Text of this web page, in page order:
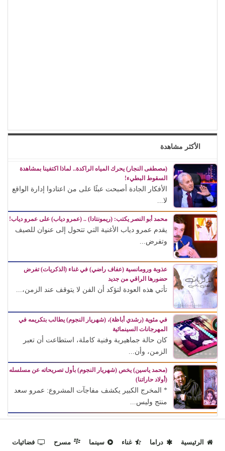
الأكثر مشاهدة
(مصطفى النجار) يحرك المياه الراكدة.. لماذا اكتفينا بمشاهدة
السقوط البطيء!
الأفكار الجادة أصبحت عبئًا على من اعتادوا إدارة الواقع
لا...
محمد أبو النصر يكتب: (ريمونتادا) .. (عمرو دياب) على عمرو دياب!
يقدم عمرو دياب الأغنية التي تتحول إلى عنوان للصيف
وتفرض...
عذوبة ورومانسية (عفاف راضي) في غناء (الذكريات) تفرض
حضورها الراقي من جديد
تأتي هذه العودة لتؤكد أن الفن لا يتوقف عند الزمن،...
في مئوية (رشدي أباظة)، (شهريار النجوم) يطالب بتكريمه في
المهرجانات السينمائية
كان حالة جماهيرية وفنية كاملة، استطاعت أن تعبر
الزمن، وأن...
(محمد ياسين) يخص (شهريار النجوم) بأول تصريحاته عن مسلسله
(أولاد حاراتنا)
* المخرج الكبير يكشف مفاجآت المشروع: عمرو سعد
منتج وليس...
الرئيسية دراما غناء سينما مسرح فضائيات